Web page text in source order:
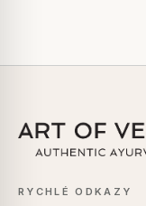
RYCHLÉ ODKAZY